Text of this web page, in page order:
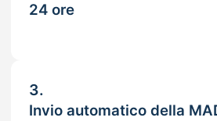
24 ore
3.
Invio automatico della